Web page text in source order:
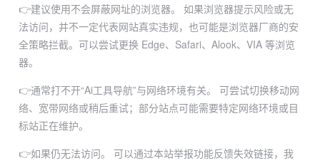
👉建议使用不会屏蔽网址的浏览器。
如果浏览器提示风险或无
法访问，并不一定代表网站真实违规，也可能是浏览器厂商的安
全策略拦截。可以尝试更换 Edge、Safari、Alook、VIA 等浏览
器。
👉通常打不开“Ai工具导航”与网络环境有关。
可尝试切换移动网
络、宽带网络或稍后重试；部分站点可能需要特定网络环境或目
标站正在维护。
👉如果仍无法访问。
可以通过本站举报功能反馈失效链接，我